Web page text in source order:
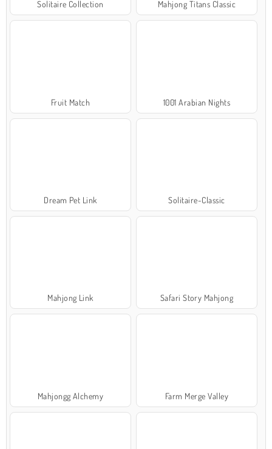
Solitaire Collection Mahjong Titans Classic
Fruit Match 1001 Arabian Nights
Dream Pet Link Solitaire-Classic
Mahjong Link Safari Story Mahjong
Mahjongg Alchemy Farm Merge Valley